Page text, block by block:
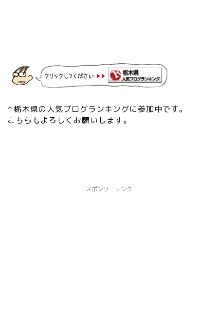
↑栃木県の人気ブログランキングに参加中です。
こちらもよろしくお願いします。
スポンサーリンク